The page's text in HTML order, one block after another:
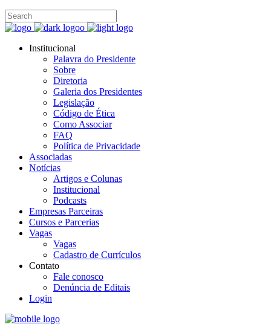
Institucional
Palavra do Presidente
Sobre
Diretoria
Galeria dos Presidentes
Legislação
Código de Ética
Como Associar
FAQ
Política de Privacidade
Associadas
Notícias
Artigos e Colunas
Institucional
Podcasts
Empresas Parceiras
Cursos e Parcerias
Vagas
Vagas
Cadastro de Currículos
Contato
Fale conosco
Denúncia de Editais
Login